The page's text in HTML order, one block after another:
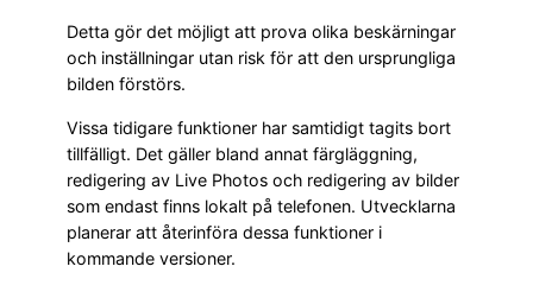
Detta gör det möjligt att prova olika beskärningar
och inställningar utan risk för att den ursprungliga
bilden förstörs.
Vissa tidigare funktioner har samtidigt tagits bort
tillfälligt. Det gäller bland annat färgläggning,
redigering av Live Photos och redigering av bilder
som endast finns lokalt på telefonen. Utvecklarna
planerar att återinföra dessa funktioner i
kommande versioner.